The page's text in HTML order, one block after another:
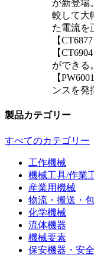
が新登場
較して大
た電流を
【
【
ができる
【
ンスを発
製品カテゴリー
すべてのカテゴリー
工作機械
機械工具/作業
産業用機械
物流・搬送・
化学機械
流体機器
機械要素
保安機器・安